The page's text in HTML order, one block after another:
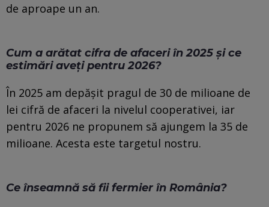
de aproape un an.
Cum a arătat cifra de afaceri în 2025 și ce
estimări aveți pentru 2026?
În 2025 am depășit pragul de 30 de milioane de
lei cifră de afaceri la nivelul cooperativei, iar
pentru 2026 ne propunem să ajungem la 35 de
milioane. Acesta este targetul nostru.
Ce înseamnă să fii fermier în România?